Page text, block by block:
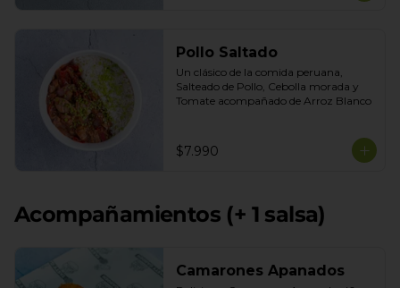
Pollo Saltado
Un clásico de la comida peruana,
Salteado de Pollo, Cebolla morada y
Tomate acompañado de Arroz Blanco
$7.990
Acompañamientos (+ 1 salsa)
Camarones Apanados